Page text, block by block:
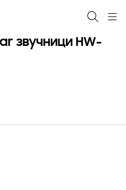
звучници HW-